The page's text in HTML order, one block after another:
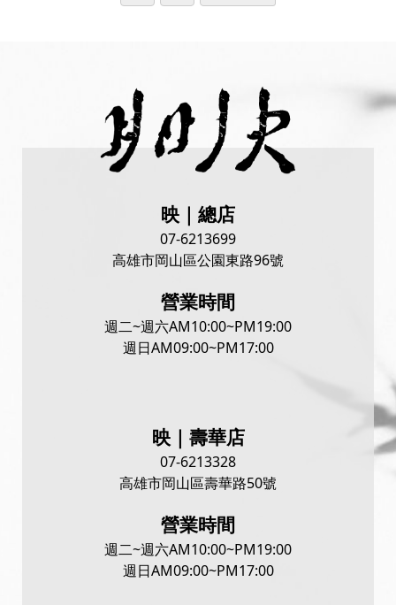
映｜總店
07-6213699
高雄市岡山區公園東路96號
營業時間
週二~週六AM10:00~PM19:00
週日AM09:00~PM17:00
映｜壽華店
07-6213328
高雄市岡山區壽華路50號
營業時間
週二~週六AM10:00~PM19:00
週日AM09:00~PM17:00